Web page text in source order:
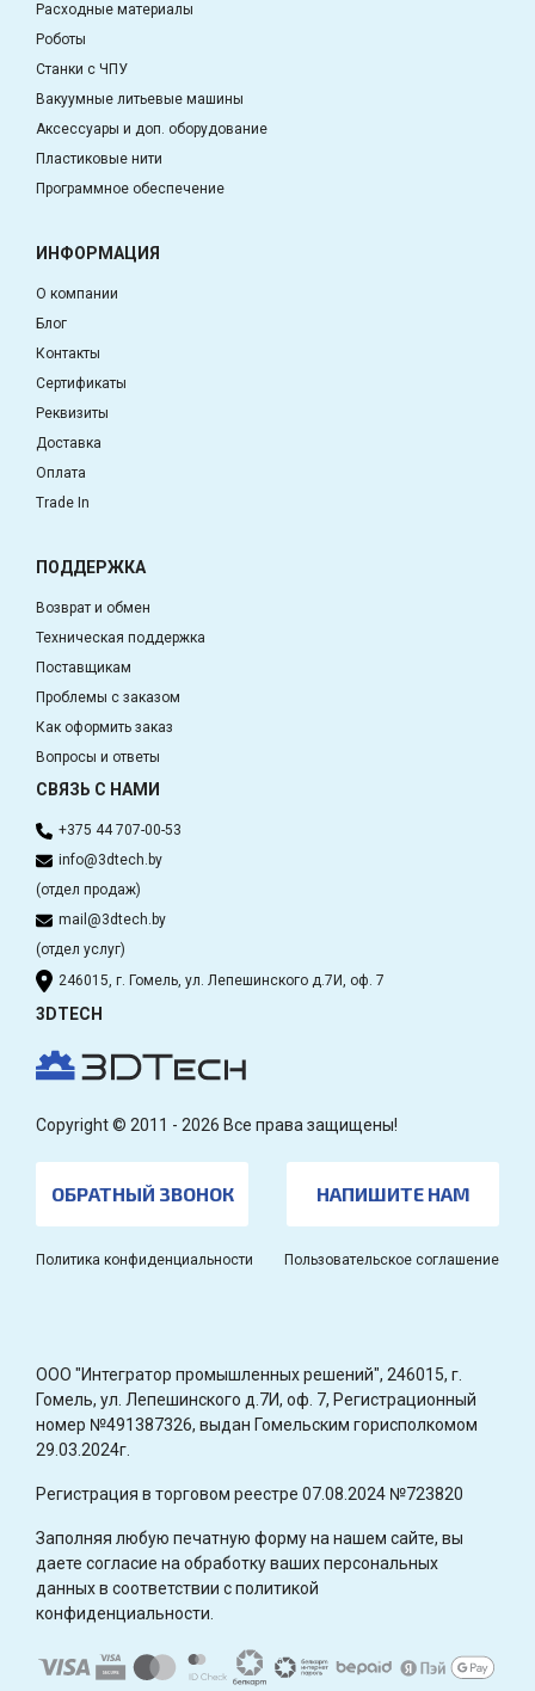
Расходные материалы
Роботы
Станки с ЧПУ
Вакуумные литьевые машины
Аксессуары и доп. оборудование
Пластиковые нити
Программное обеспечение
ИНФОРМАЦИЯ
О компании
Блог
Контакты
Сертификаты
Реквизиты
Доставка
Оплата
Trade In
ПОДДЕРЖКА
Возврат и обмен
Техническая поддержка
Поставщикам
Проблемы с заказом
Как оформить заказ
Вопросы и ответы
СВЯЗЬ С НАМИ
+375 44 707-00-53
info@3dtech.by
(отдел продаж)
mail@3dtech.by
(отдел услуг)
246015, г. Гомель, ул. Лепешинского д.7И, оф. 7
3DTECH
Copyright © 2011 - 2026 Все права защищены!
ОБРАТНЫЙ ЗВОНОК НАПИШИТЕ НАМ
Политика конфиденциальности Пользовательское соглашение
OOO "Интегратор промышленных решений", 246015, г.
Гомель, ул. Лепешинского д.7И, оф. 7, Регистрационный
номер №491387326, выдан Гомельским горисполкомом
29.03.2024г.
Регистрация в торговом реестре 07.08.2024 №723820
Заполняя любую печатную форму на нашем сайте, вы
даете согласие на обработку ваших персональных
данных в соответствии с политикой
конфиденциальности.